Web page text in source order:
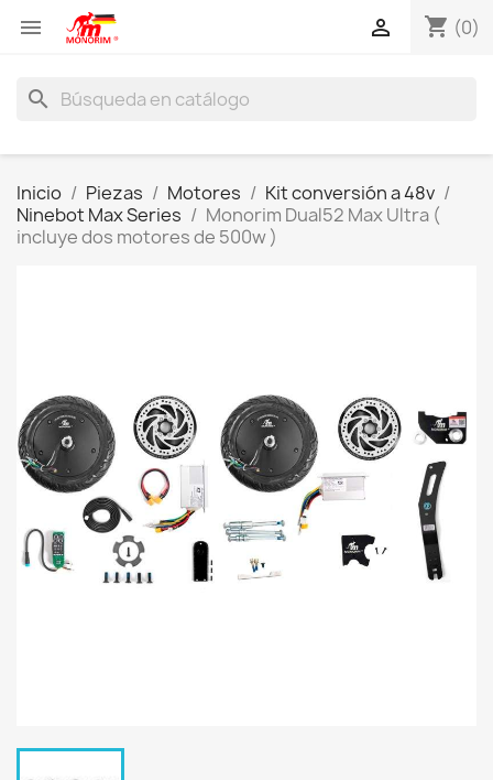
 shopping_cart (0)

search
Inicio Piezas Motores
Kit conversión a 48v
Ninebot Max Series
Monorim Dual52 Max Ultra (
incluye dos motores de 500w )